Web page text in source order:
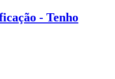
- Tenho